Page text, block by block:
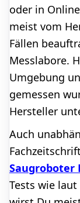
oder in
meist vom
Fällen
Messlabore.
Umgebung
gemessen
Hersteller
Auch
Saugroboter
Tests wie